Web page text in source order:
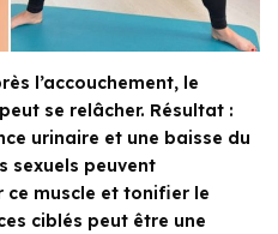
l’accouchement, le
se relâcher. Résultat :
urinaire et une baisse du
sexuels peuvent
muscle et tonifier le
ciblés peut être une